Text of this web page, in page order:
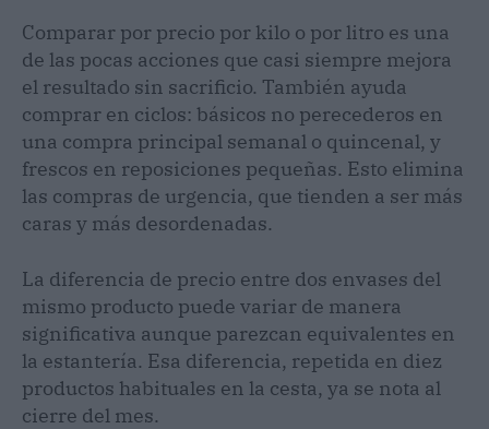
Comparar por precio por kilo o por litro es una
de las pocas acciones que casi siempre mejora
el resultado sin sacrificio. También ayuda
comprar en ciclos: básicos no perecederos en
una compra principal semanal o quincenal, y
frescos en reposiciones pequeñas. Esto elimina
las compras de urgencia, que tienden a ser más
caras y más desordenadas.
La diferencia de precio entre dos envases del
mismo producto puede variar de manera
significativa aunque parezcan equivalentes en
la estantería. Esa diferencia, repetida en diez
productos habituales en la cesta, ya se nota al
cierre del mes.